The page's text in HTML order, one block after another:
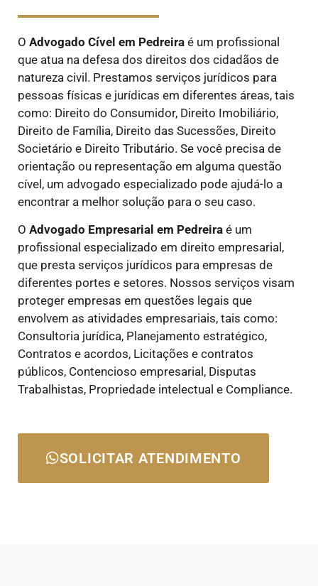
O Advogado Cível em Pedreira é um profissional
que atua na defesa dos direitos dos cidadãos de
natureza civil. Prestamos serviços jurídicos para
pessoas físicas e jurídicas em diferentes áreas, tais
como: Direito do Consumidor, Direito Imobiliário,
Direito de Família, Direito das Sucessões, Direito
Societário e Direito Tributário. Se você precisa de
orientação ou representação em alguma questão
cível, um advogado especializado pode ajudá-lo a
encontrar a melhor solução para o seu caso.
O Advogado Empresarial em Pedreira é um
profissional especializado em direito empresarial,
que presta serviços jurídicos para empresas de
diferentes portes e setores. Nossos serviços visam
proteger empresas em questões legais que
envolvem as atividades empresariais, tais como:
Consultoria jurídica, Planejamento estratégico,
Contratos e acordos, Licitações e contratos
públicos, Contencioso empresarial, Disputas
Trabalhistas, Propriedade intelectual e Compliance.
SOLICITAR ATENDIMENTO